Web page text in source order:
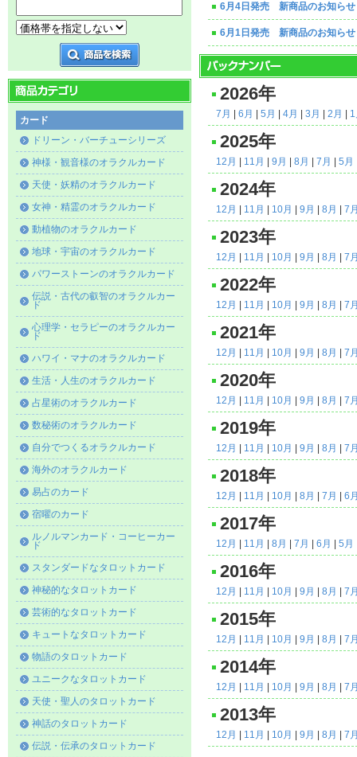
カード
ドリーン・バーチューシリーズ
神様・観音様のオラクルカード
天使・妖精のオラクルカード
女神・精霊のオラクルカード
動植物のオラクルカード
地球・宇宙のオラクルカード
パワーストーンのオラクルカード
伝説・古代の叡智のオラクルカー
ド
心理学・セラピーのオラクルカー
ド
ハワイ・マナのオラクルカード
生活・人生のオラクルカード
占星術のオラクルカード
数秘術のオラクルカード
自分でつくるオラクルカード
海外のオラクルカード
易占のカード
宿曜のカード
ルノルマンカード・コーヒーカー
ド
スタンダードなタロットカード
神秘的なタロットカード
芸術的なタロットカード
キュートなタロットカード
物語のタロットカード
ユニークなタロットカード
天使・聖人のタロットカード
神話のタロットカード
伝説・伝承のタロットカード
6月4日発売 新商品のお知らせ
6月1日発売 新商品のお知らせ
2026年
7月 6月 5月 4月 3月 2月
2025年
12月 11月 9月 8月 7月 5月
2024年
12月 11月 10月 9月 8月 7
2023年
12月 11月 10月 9月 8月 7
2022年
12月 11月 10月 9月 8月 7
2021年
12月 11月 10月 9月 8月 7
2020年
12月 11月 10月 9月 8月 7
2019年
12月 11月 10月 9月 8月 7
2018年
12月 11月 10月 8月 7月 6
2017年
12月 11月 8月 7月 6月 5月
2016年
12月 11月 10月 9月 8月 7
2015年
12月 11月 10月 9月 8月 7
2014年
12月 11月 10月 9月 8月 7
2013年
12月 11月 10月 9月 8月 7